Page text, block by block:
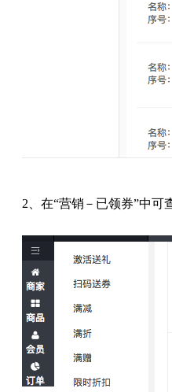
2、在“营销－已领券”中可